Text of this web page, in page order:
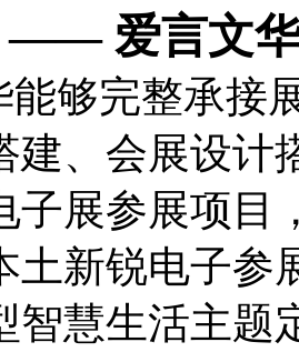
—— 爱言文
能够完整承接
建、会展设计
子展参展项目
土新锐电子参
智慧生活主题